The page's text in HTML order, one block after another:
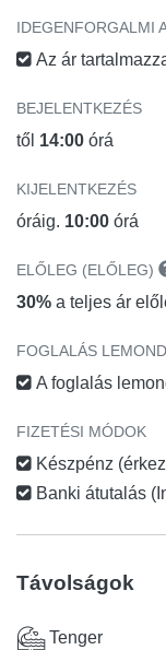
IDEGENFORGALMI
Az ár
BEJELENTKEZÉS
től 14:00 órá
KIJELENTKEZÉS
óráig. 10:00 órá
ELŐLEG (ELŐLEG)
30% a teljes ár
FOGLALÁS
A foglalás
FIZETÉSI MÓDOK
Készpénz
Banki átutalás
Távolságok
Tenger